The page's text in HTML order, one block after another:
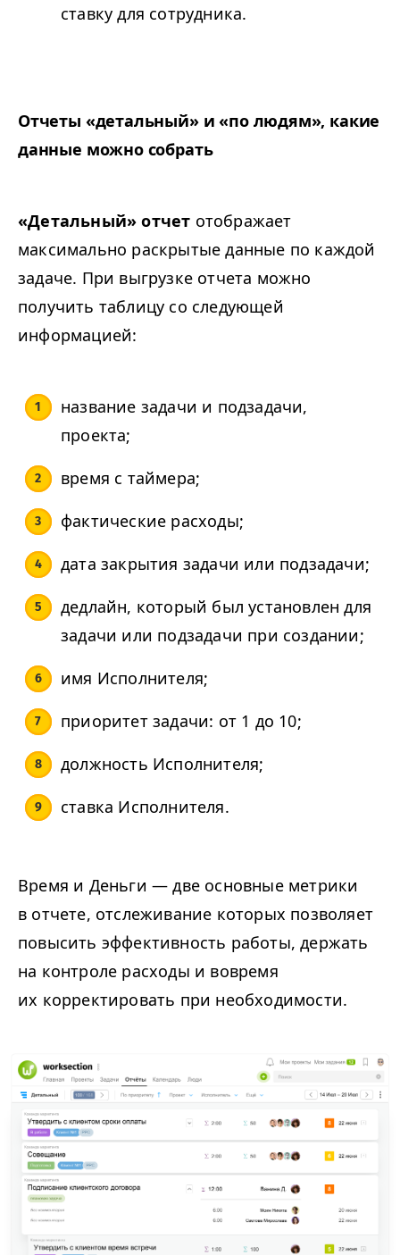
ставку для сотрудника.
Отчеты «детальный» и «по людям», какие
данные можно собрать
«Детальный» отчет отображает
максимально раскрытые данные по каждой
задаче. При выгрузке отчета можно
получить таблицу со следующей
информацией:
название задачи и подзадачи,
проекта;
время с таймера;
фактические расходы;
дата закрытия задачи или подзадачи;
дедлайн, который был установлен для
задачи или подзадачи при создании;
имя Исполнителя;
приоритет задачи: от 1 до 10;
должность Исполнителя;
ставка Исполнителя.
Время и Деньги — две основные метрики
в отчете, отслеживание которых позволяет
повысить эффективность работы, держать
на контроле расходы и вовремя
их корректировать при необходимости.